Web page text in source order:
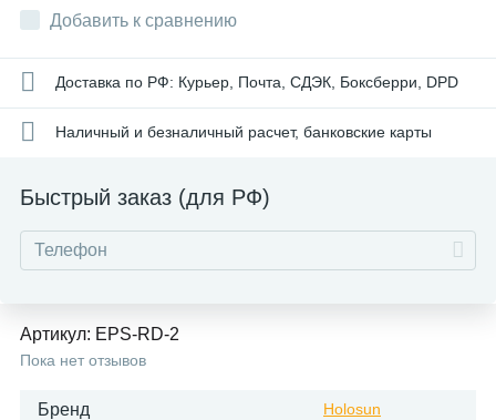
Добавить к сравнению
Доставка по РФ: Курьер, Почта, СДЭК, Боксберри, DPD
Наличный и безналичный расчет, банковские карты
Быстрый заказ (для РФ)
Артикул: EPS-RD-2
Пока нет отзывов
Бренд Holosun